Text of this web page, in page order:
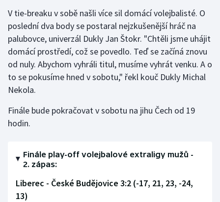
Ragby
Rychlobruslení
Rychlostní kanoistika
Sportovní střelba
Triatlon
Veslování
V tie-breaku v sobě našli více sil domácí volejbalisté. O
poslední dva body se postaral nejzkušenější hráč na
palubovce, univerzál Dukly Jan Štokr. "Chtěli jsme uhájit
domácí prostředí, což se povedlo. Teď se začíná znovu
od nuly. Abychom vyhráli titul, musíme vyhrát venku. A o
to se pokusíme hned v sobotu," řekl kouč Dukly Michal
Nekola.
Finále bude pokračovat v sobotu na jihu Čech od 19
hodin.
Finále play-off volejbalové extraligy mužů -
2. zápas:
Liberec - České Budějovice 3:2 (-17, 21, 23, -24,
13)